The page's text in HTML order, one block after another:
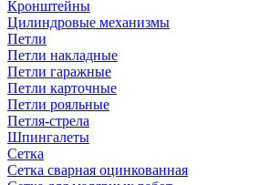
Кронштейны
Цилиндровые механизмы
Петли
Петли накладные
Петли гаражные
Петли карточные
Петли рояльные
Петля-стрела
Шпингалеты
Сетка
Сетка сварная оцинкованная